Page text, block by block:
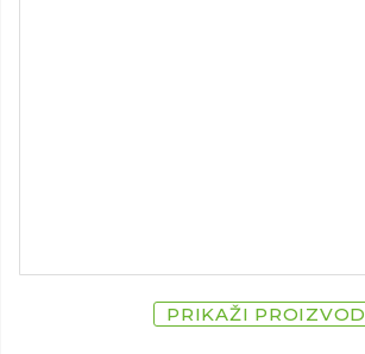
PRIKAŽI PROIZVOD